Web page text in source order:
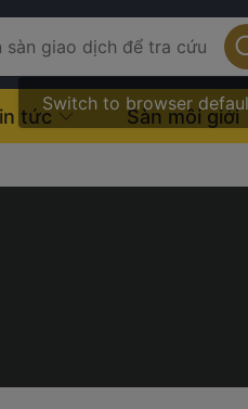
Switch to browser
tức Sàn môi giới